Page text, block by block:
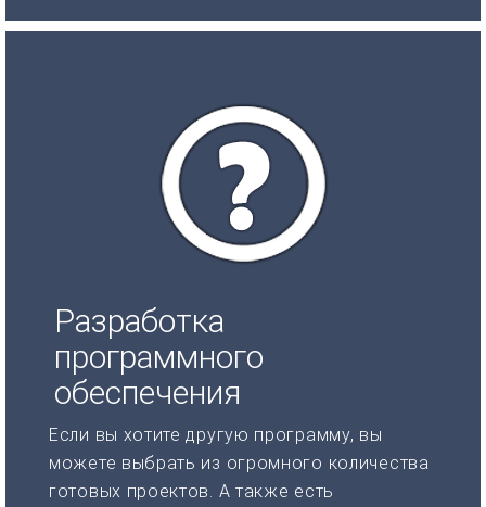
Разработка
программного
обеспечения
Если вы хотите другую программу, вы
можете выбрать из огромного количества
готовых проектов. А также есть